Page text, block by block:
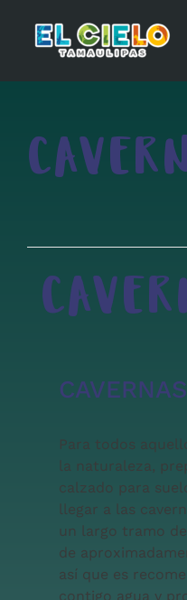
CAVERNAS
Para todos
la naturaleza,
calzado para
llegar a las
un largo tramo
de
así que es
contigo agua y